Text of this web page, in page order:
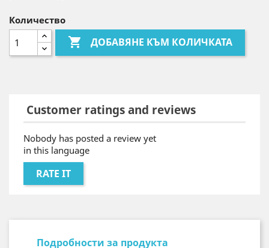
Количество
 ДОБАВЯНЕ КЪМ КОЛИЧКАТА
Customer ratings and reviews
Nobody has posted a review yet
in this language
RATE IT
Подробности за продукта